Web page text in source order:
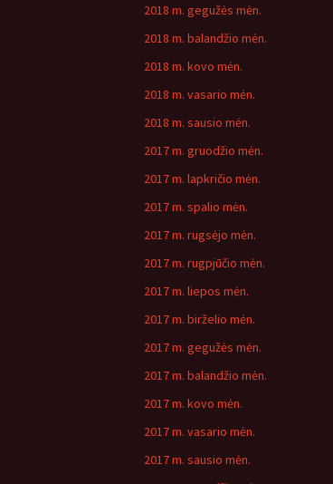
2018 m. gegužės mėn.
2018 m. balandžio mėn.
2018 m. kovo mėn.
2018 m. vasario mėn.
2018 m. sausio mėn.
2017 m. gruodžio mėn.
2017 m. lapkričio mėn.
2017 m. spalio mėn.
2017 m. rugsėjo mėn.
2017 m. rugpjūčio mėn.
2017 m. liepos mėn.
2017 m. birželio mėn.
2017 m. gegužės mėn.
2017 m. balandžio mėn.
2017 m. kovo mėn.
2017 m. vasario mėn.
2017 m. sausio mėn.